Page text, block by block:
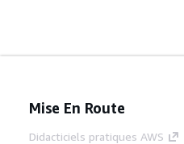
Mise En Route
Didacticiels pratiques AWS